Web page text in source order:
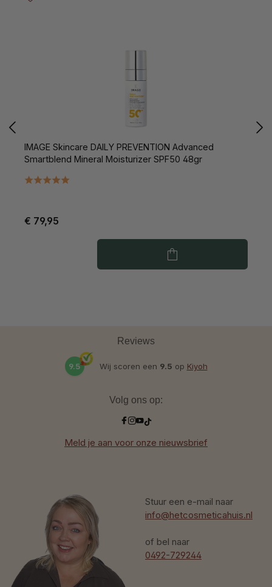
IMAGE Skincare DAILY PREVENTION Advanced
Smartblend Mineral Moisturizer SPF50 48gr
€ 79,95
Stuur een e-mail naar
info@hetcosmeticahuis.nl
of bel naar
0492-729244
Reviews
9.5 Wij scoren een 9.5 op Kiyoh
Volg ons op:
Meld je aan voor onze nieuwsbrief